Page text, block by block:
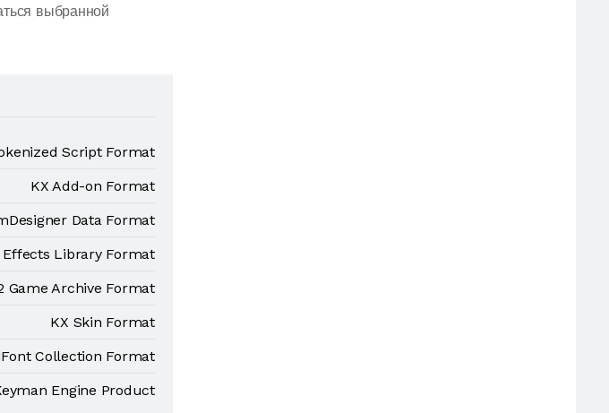
выбранной
Script Format
KX Add-on Format
Data Format
Effects Library Format
Game Archive Format
KX Skin Format
Collection Format
Engine Product